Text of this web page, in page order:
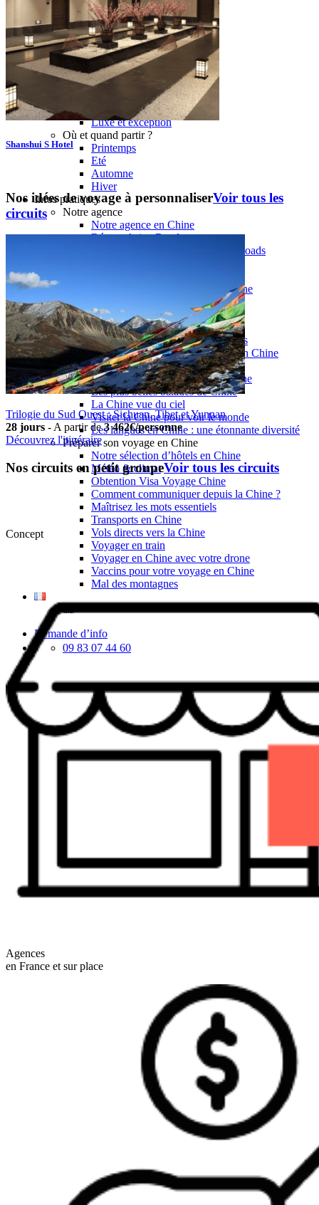
Organisation
Circuits sur mesure
Nos Petits Groupes
Ambiance
Classique et incontournables
Culture & expériences
Nature et grands paysages
Famille et enfants
Trekking et aventure
Luxe et exception
Où et quand partir ?
Printemps
Eté
Automne
Hiver
Infos pratiques
Notre agence
Notre agence en Chine
Réseau Asian Roads
Garanties et engagements Asian Roads
Voyage scolaire et culturel en Chine
La Chine & ses secrets
Présentation de la Chine
Cuisines de Chine
Les Minorités Ethniques Chinoises
Fêtes traditionnelles & vacances en Chine
Les signes astrologiques Chinois
Les plus belles montagnes de Chine
Les plus belles balades de Chine
La Chine vue du ciel
Visiter la Chine pour voir le monde
Les langues en Chine : une étonnante diversité
Préparer son voyage en Chine
Notre sélection d’hôtels en Chine
Météo & climat
Obtention Visa Voyage Chine
Comment communiquer depuis la Chine ?
Maîtrisez les mots essentiels
Transports en Chine
Vols directs vers la Chine
Voyager en train
Voyager en Chine avec votre drone
Vaccins pour votre voyage en Chine
Mal des montagnes
Demande d’info
09 83 07 44 60
Shanshui S Hotel
Nos idées de voyage à personnaliserVoir tous les
circuits
Trilogie du Sud Ouest : Sichuan, Tibet et Yunnan
28 jours -A partir de3 462€/personne
Découvrez l'itinéraire
Nos circuits en petit groupeVoir tous les circuits
Concept
Agences
en France et sur place